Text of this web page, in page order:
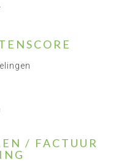
/ FACTUUR